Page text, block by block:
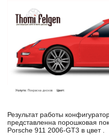
Результат работы
представленна порошковая
Porsche 911 2006-GT3 в цвет .